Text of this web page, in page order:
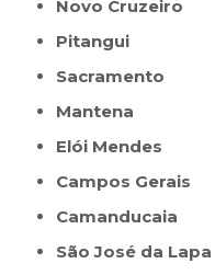
Novo Cruzeiro
Pitangui
Sacramento
Mantena
Elói Mendes
Campos Gerais
Camanducaia
São José da Lapa